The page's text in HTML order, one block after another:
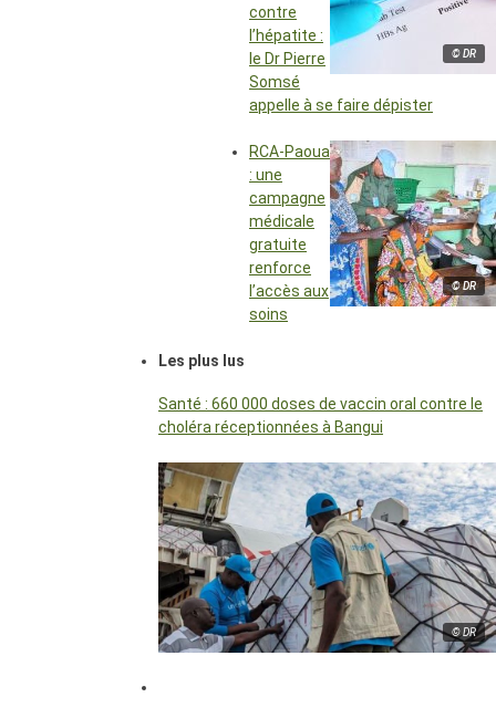
© DR
contre
l’hépatite :
le Dr Pierre
Somsé
appelle à se faire dépister
© DR
RCA-Paoua
: une
campagne
médicale
gratuite
renforce
l’accès aux
soins
Les plus lus
Santé : 660 000 doses de vaccin oral contre le
choléra réceptionnées à Bangui
© DR